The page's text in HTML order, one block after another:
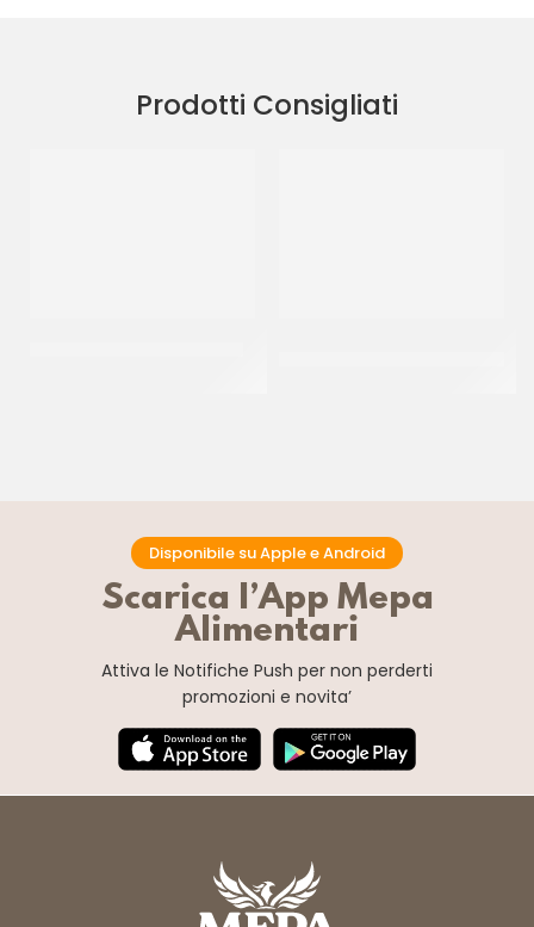
Prodotti Consigliati
Disponibile su Apple e Android
Scarica l’App Mepa
Alimentari
Attiva le Notifiche Push per non perderti
promozioni e novita’